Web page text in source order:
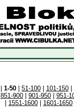
1-50 51-100 101-150
851-900
901-950 951-
1551-1600 1601-1650